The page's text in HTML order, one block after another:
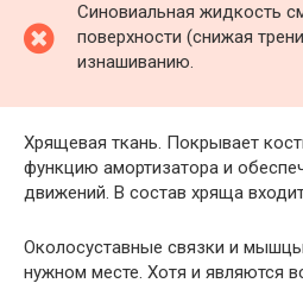
Синовиальная жидкость
поверхности (снижая
изнашиванию.
Хрящевая ткань. Покрывает
функцию амортизатора и
движений. В состав хряща
Околосуставные связки и
нужном месте. Хотя и являются